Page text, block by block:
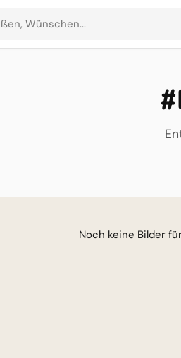
Noch keine Bilder für diesen